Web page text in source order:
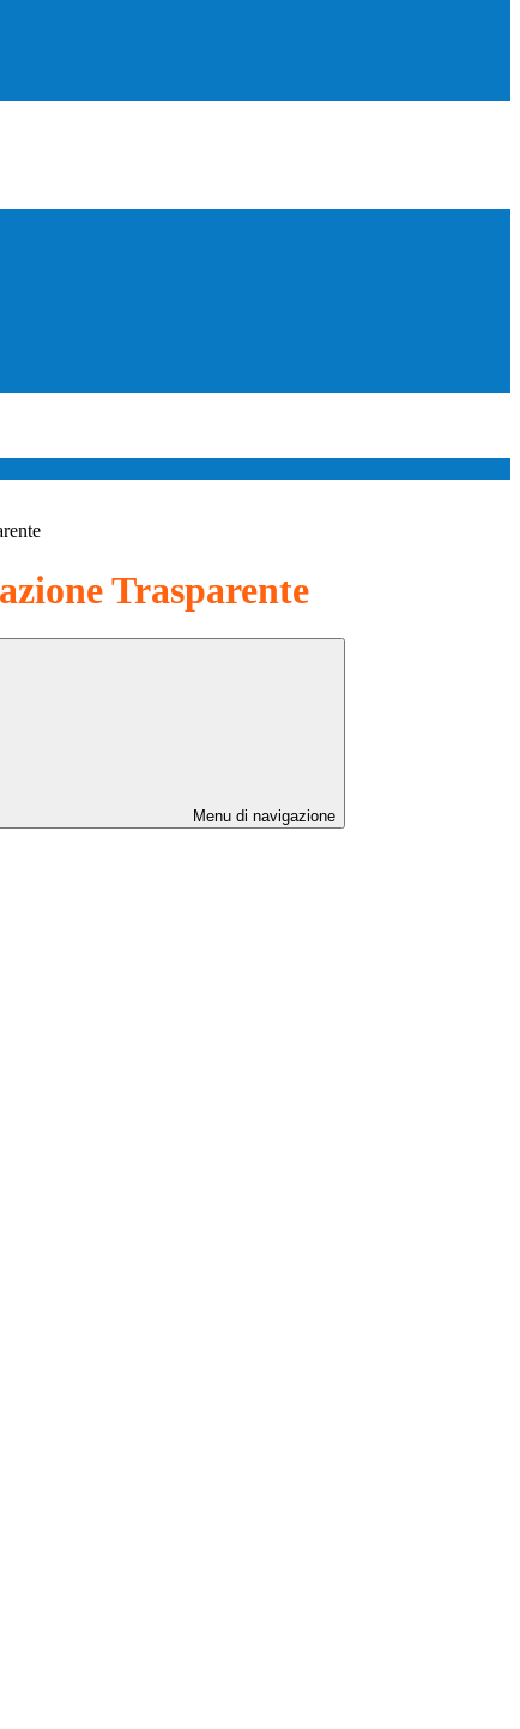
Trasparente
Menu di navigazione